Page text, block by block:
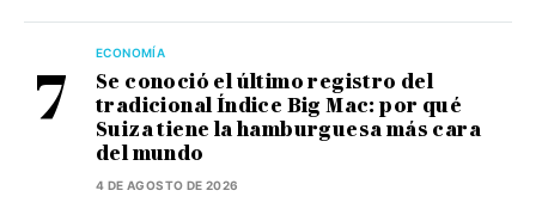
ECONOMÍA
Se conoció el último registro del
tradicional Índice Big Mac: por qué
Suiza tiene la hamburguesa más cara
del mundo
4 DE AGOSTO DE 2026